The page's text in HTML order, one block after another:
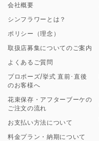
会社概要
シンフラワーとは？
ポリシー（理念）
取扱店募集についてのご案内
よくあるご質問
プロポーズ/挙式 直前･直後
のお客様へ
花束保存・アフターブーケの
ご注文の流れ
お支払い方法について
料金プラン・納期について